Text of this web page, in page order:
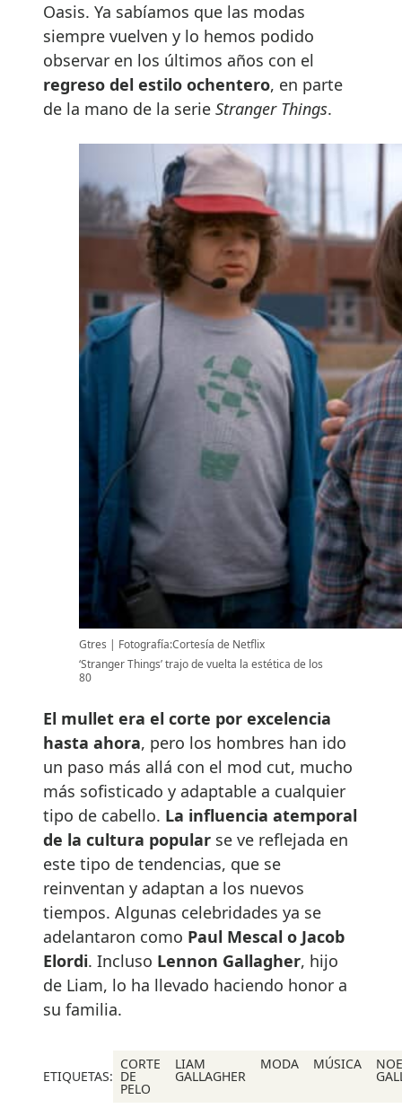
Oasis. Ya sabíamos que las modas
siempre vuelven y lo hemos podido
observar en los últimos años con el
regreso del estilo ochentero, en parte
de la mano de la serie Stranger Things.
Gtres
Fotografía:Cortesía de Netflix
‘Stranger Things’ trajo de vuelta la estética de los
80
El mullet era el corte por excelencia
hasta ahora, pero los hombres han ido
un paso más allá con el mod cut, mucho
más sofisticado y adaptable a cualquier
tipo de cabello. La influencia atemporal
de la cultura popular se ve reflejada en
este tipo de tendencias, que se
reinventan y adaptan a los nuevos
tiempos. Algunas celebridades ya se
adelantaron como Paul Mescal o Jacob
Elordi. Incluso Lennon Gallagher, hijo
de Liam, lo ha llevado haciendo honor a
su familia.
ETIQUETAS:
CORTE
DE
PELO
LIAM
GALLAGHER
MODA MÚSICA